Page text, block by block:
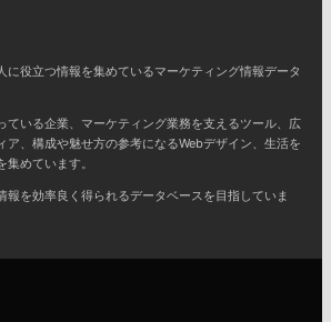
に役立つ情報を集めているマーケティング情報データ
ている企業、マーケティング業務を支えるツール、広
ア、構成や魅せ方の参考になるWebデザイン、生活を
めています。
報を効率良く得られるデータベースを目指していま